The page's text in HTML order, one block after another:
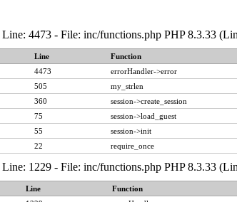
4473 - File: inc/functions.php PHP 8.3.33
Line
Function
4473
errorHandler->error
505
my_strlen
360
session->create_session
75
session->load_guest
55
session->init
22 require_once
1229 - File: inc/functions.php PHP 8.3.33
Line
Function